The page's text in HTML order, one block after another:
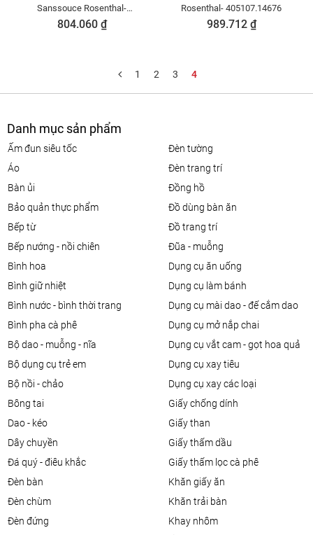
Sanssouce Rosenthal-
407165.14641
804.060 ₫
Rosenthal- 405107.14676
989.712 ₫
1 2 3 4
Danh mục sản phẩm
ấm đun siêu tốc
áo
bàn ủi
bảo quản thực phẩm
bếp từ
bếp nướng - nồi chiên
bình hoa
bình giữ nhiệt
bình nước - bình thời trang
bình pha cà phê
bộ dao - muỗng - nĩa
bộ dụng cụ trẻ em
bộ nồi - chảo
bông tai
dao - kéo
dây chuyền
đá quý - điêu khắc
đèn bàn
đèn chùm
đèn đứng
đèn tường
đèn trang trí
đồng hồ
đồ dùng bàn ăn
đồ trang trí
đũa - muỗng
dụng cụ ăn uống
dụng cụ làm bánh
dụng cụ mài dao - đế cắm dao
dụng cụ mở nắp chai
dụng cụ vắt cam - gọt hoa quả
dụng cụ xay tiêu
dụng cụ xay các loại
giấy chống dính
giấy than
giấy thấm dầu
giấy thấm lọc cà phê
khăn giấy ăn
khăn trải bàn
khay nhôm